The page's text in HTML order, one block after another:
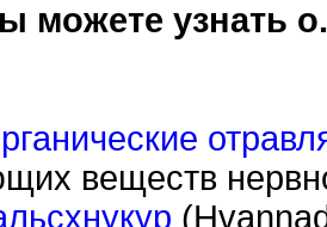
можете узнать
веществ